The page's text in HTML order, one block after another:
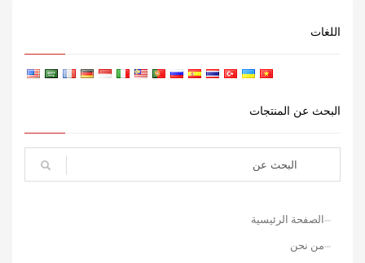
اللغات
البحث عن المنتجات
الصفحة الرئيسية
من نحن